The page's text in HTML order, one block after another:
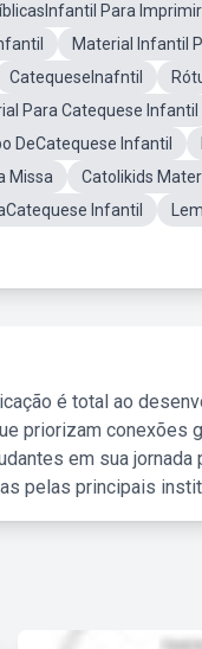
Para Imprimir
Material Infantil
CatequeseInafntil
Para Catequese Infantil
DeCatequese Infantil
Missa Catolikids
Infantil
é total ao
priorizam conexões
em sua jornada
pelas principais